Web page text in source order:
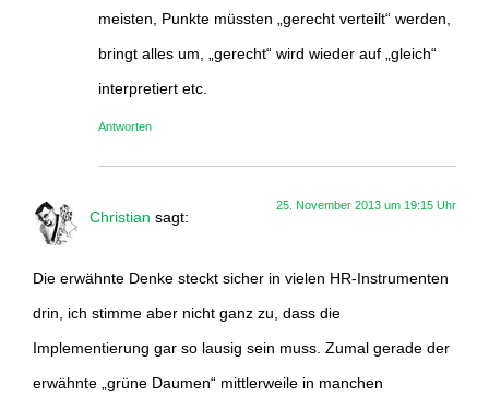
meisten, Punkte müssten „gerecht verteilt“ werden,
bringt alles um, „gerecht“ wird wieder auf „gleich“
interpretiert etc.
Antworten
Christian sagt:
25. November 2013 um 19:15 Uhr
Die erwähnte Denke steckt sicher in vielen HR-Instrumenten
drin, ich stimme aber nicht ganz zu, dass die
Implementierung gar so lausig sein muss. Zumal gerade der
erwähnte „grüne Daumen“ mittlerweile in manchen